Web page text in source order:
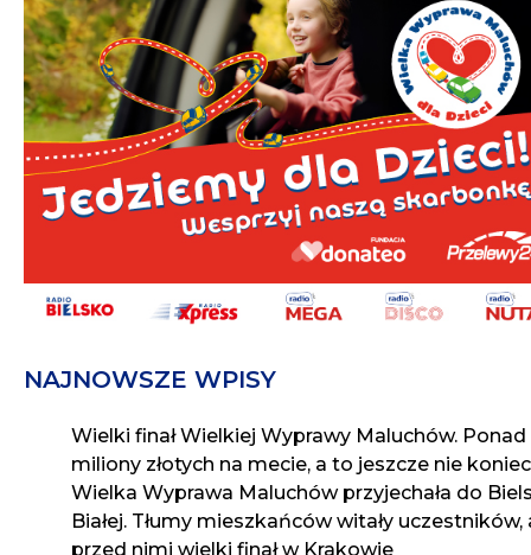
NAJNOWSZE WPISY
Wielki finał Wielkiej Wyprawy Maluchów. Ponad
miliony złotych na mecie, a to jeszcze nie koniec
Wielka Wyprawa Maluchów przyjechała do
Białej. Tłumy mieszkańców witały uczestników,
przed nimi wielki finał w Krakowie